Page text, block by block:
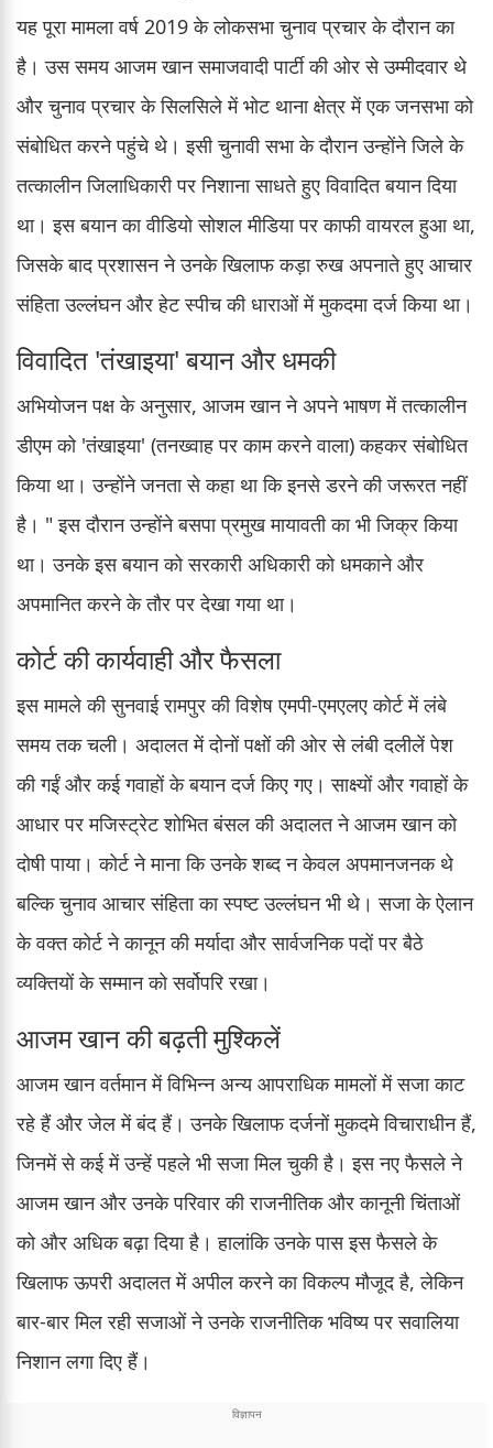
यह पूरा मामला वर्ष 2019 के लोकसभा चुनाव प्रचार के दौरान का
है। उस समय आजम खान समाजवादी पार्टी की ओर से उम्मीदवार थे
और चुनाव प्रचार के सिलसिले में भोट थाना क्षेत्र में एक जनसभा को
संबोधित करने पहुंचे थे। इसी चुनावी सभा के दौरान उन्होंने जिले के
तत्कालीन जिलाधिकारी पर निशाना साधते हुए विवादित बयान दिया
था। इस बयान का वीडियो सोशल मीडिया पर काफी वायरल हुआ था,
जिसके बाद प्रशासन ने उनके खिलाफ कड़ा रुख अपनाते हुए आचार
संहिता उल्लंघन और हेट स्पीच की धाराओं में मुकदमा दर्ज किया था।
विवादित 'तंखाइया' बयान और धमकी
अभियोजन पक्ष के अनुसार, आजम खान ने अपने भाषण में तत्कालीन
डीएम को 'तंखाइया' (तनख्वाह पर काम करने वाला) कहकर संबोधित
किया था। उन्होंने जनता से कहा था कि इनसे डरने की जरूरत नहीं
है। " इस दौरान उन्होंने बसपा प्रमुख मायावती का भी जिक्र किया
था। उनके इस बयान को सरकारी अधिकारी को धमकाने और
अपमानित करने के तौर पर देखा गया था।
कोर्ट की कार्यवाही और फैसला
इस मामले की सुनवाई रामपुर की विशेष एमपी-एमएलए कोर्ट में लंबे
समय तक चली। अदालत में दोनों पक्षों की ओर से लंबी दलीलें पेश
की गईं और कई गवाहों के बयान दर्ज किए गए। साक्ष्यों और गवाहों के
आधार पर मजिस्ट्रेट शोभित बंसल की अदालत ने आजम खान को
दोषी पाया। कोर्ट ने माना कि उनके शब्द न केवल अपमानजनक थे
बल्कि चुनाव आचार संहिता का स्पष्ट उल्लंघन भी थे। सजा के ऐलान
के वक्त कोर्ट ने कानून की मर्यादा और सार्वजनिक पदों पर बैठे
व्यक्तियों के सम्मान को सर्वोपरि रखा।
आजम खान की बढ़ती मुश्किलें
आजम खान वर्तमान में विभिन्न अन्य आपराधिक मामलों में सजा काट
रहे हैं और जेल में बंद हैं। उनके खिलाफ दर्जनों मुकदमे विचाराधीन हैं,
जिनमें से कई में उन्हें पहले भी सजा मिल चुकी है। इस नए फैसले ने
आजम खान और उनके परिवार की राजनीतिक और कानूनी चिंताओं
को और अधिक बढ़ा दिया है। हालांकि उनके पास इस फैसले के
खिलाफ ऊपरी अदालत में अपील करने का विकल्प मौजूद है, लेकिन
बार-बार मिल रही सजाओं ने उनके राजनीतिक भविष्य पर सवालिया
निशान लगा दिए हैं।